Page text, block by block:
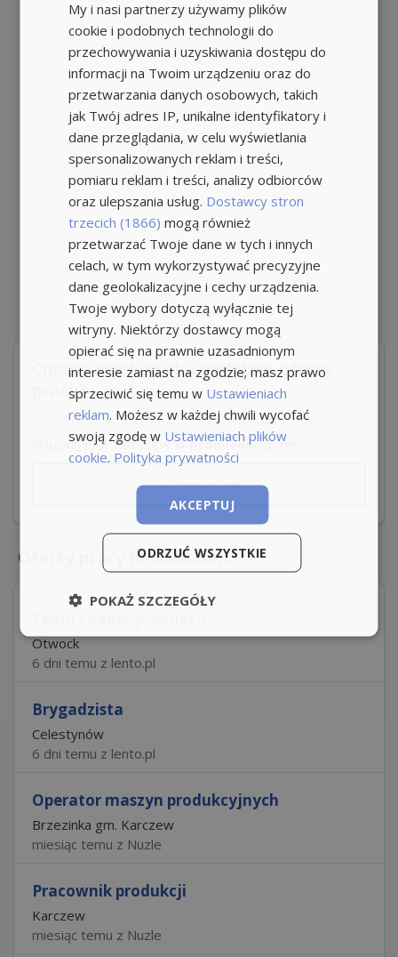
Chcesz mieć na oku podobne oferty
pracy?
Włącz powiadomienia i nie przegap okazji!
Magazynier Karczew w promieniu 25km
Powiadom
Oferty pracy hr-assistant
Otwock
6 dni temu z lento.pl
Brygadzista
Celestynów
6 dni temu z lento.pl
Operator maszyn produkcyjnych
Brzezinka gm. Karczew
miesiąc temu z Nuzle
Pracownik produkcji
Karczew
miesiąc temu z Nuzle
My i nasi partnerzy używamy plików
cookie i podobnych technologii do
przechowywania i uzyskiwania dostępu do
informacji na Twoim urządzeniu oraz do
przetwarzania danych osobowych, takich
jak Twój adres IP, unikalne identyfikatory i
dane przeglądania, w celu wyświetlania
spersonalizowanych reklam i treści,
pomiaru reklam i treści, analizy odbiorców
oraz ulepszania usług. Dostawcy stron
trzecich (1866) mogą również
przetwarzać Twoje dane w tych i innych
celach, w tym wykorzystywać precyzyjne
dane geolokalizacyjne i cechy urządzenia.
Twoje wybory dotyczą wyłącznie tej
witryny. Niektórzy dostawcy mogą
opierać się na prawnie uzasadnionym
interesie zamiast na zgodzie; masz prawo
sprzeciwić się temu w Ustawieniach
reklam. Możesz w każdej chwili wycofać
swoją zgodę w Ustawieniach plików
cookie. Polityka prywatności
AKCEPTUJ
ODRZUĆ WSZYSTKIE
POKAŻ SZCZEGÓŁY